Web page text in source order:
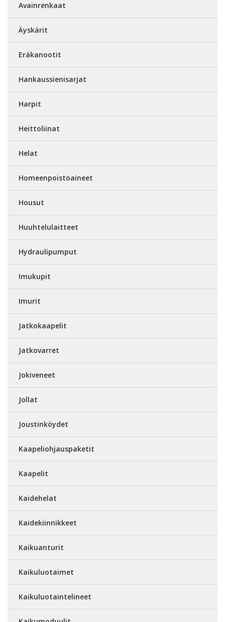
Avainrenkaat
Äyskärit
Eräkanootit
Hankaussienisarjat
Harpit
Heittoliinat
Helat
Homeenpoistoaineet
Housut
Huuhtelulaitteet
Hydraulipumput
Imukupit
Imurit
Jatkokaapelit
Jatkovarret
Jokiveneet
Jollat
Joustinköydet
Kaapeliohjauspaketit
Kaapelit
Kaidehelat
Kaidekiinnikkeet
Kaikuanturit
Kaikuluotaimet
Kaikuluotaintelineet